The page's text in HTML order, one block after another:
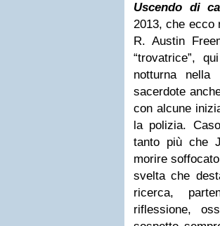
Uscendo di
2013, che
R. Austin
“trovatrice”,
notturna
sacerdote
con alcune
la polizia.
tanto più che
morire
svelta che
ricerca,
riflessione,